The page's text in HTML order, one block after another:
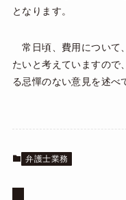
となります。
常日頃、費用について
たいと考えていますので
る忌憚のない意見を述べ
弁護士業務